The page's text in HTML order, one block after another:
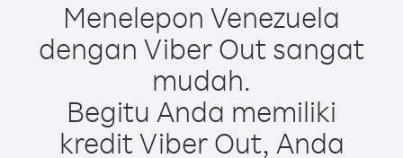
Menelepon Venezuela
dengan Viber Out sangat
mudah.
Begitu Anda memiliki
kredit Viber Out, Anda